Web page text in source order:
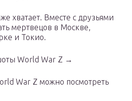
хватает. Вместе с друзьями
мертвецов в Москве,
и Токио.
World War Z →
War Z можно посмотреть